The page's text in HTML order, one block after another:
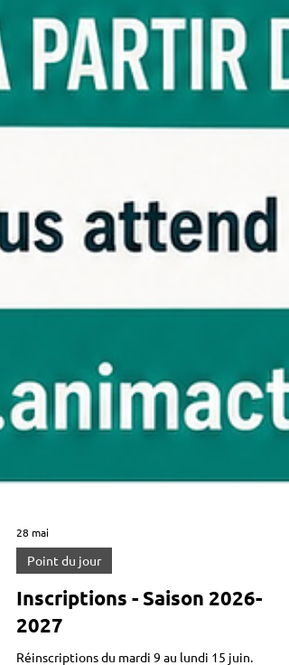
28 mai
Point du jour
Inscriptions - Saison 2026-
2027